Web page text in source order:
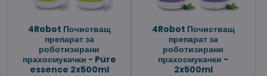
4Robot Почистващ
препарат за
роботизирани
прахосмукачки - Pure
essence 2x500ml
4Robot Почистващ
препарат за
роботизирани
прахосмукачки -
2x500ml